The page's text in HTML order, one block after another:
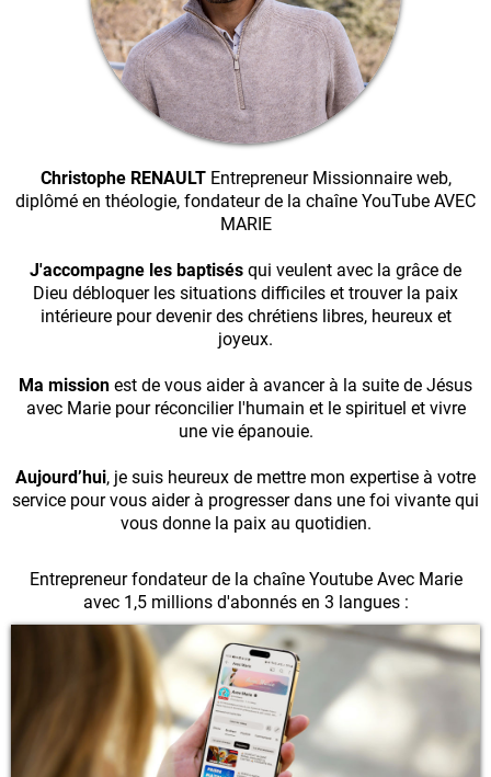
Christophe RENAULTEntrepreneur Missionnaire web,
diplômé en théologie, fondateur de la chaîne YouTube AVEC
MARIE
J'accompagne les baptisés qui veulent avec la grâce de
Dieu débloquer les situations difficiles et trouver la paix
intérieure pour devenir des chrétiens libres, heureux et
joyeux.
Ma mission est de vous aider à avancer à la suite de Jésus
avec Marie pour réconcilier l'humain et le spirituel et vivre
une vie épanouie.
Aujourd’hui, je suis heureux de mettre mon expertise à votre
service pour vous aider à progresser dans une foi vivante qui
vous donne la paix au quotidien.
Entrepreneur fondateur de la chaîne Youtube Avec Marie
avec 1,5 millions d'abonnés en 3 langues :